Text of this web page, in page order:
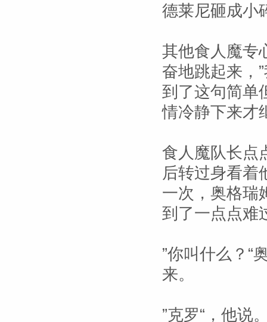
德莱尼砸成小
其他食人魔专
奋地跳起来，
到了这句简单
情冷静下来才
食人魔队长点
后转过身看着
一次，奥格瑞
到了一点点难
”你叫什么？“
来。
”克罗“，他说